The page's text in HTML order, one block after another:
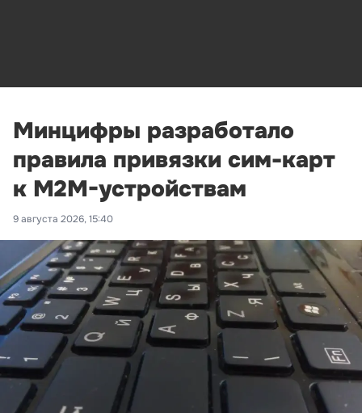
Минцифры разработало
правила привязки сим-карт
к M2M-устройствам
9 августа 2026, 15:40